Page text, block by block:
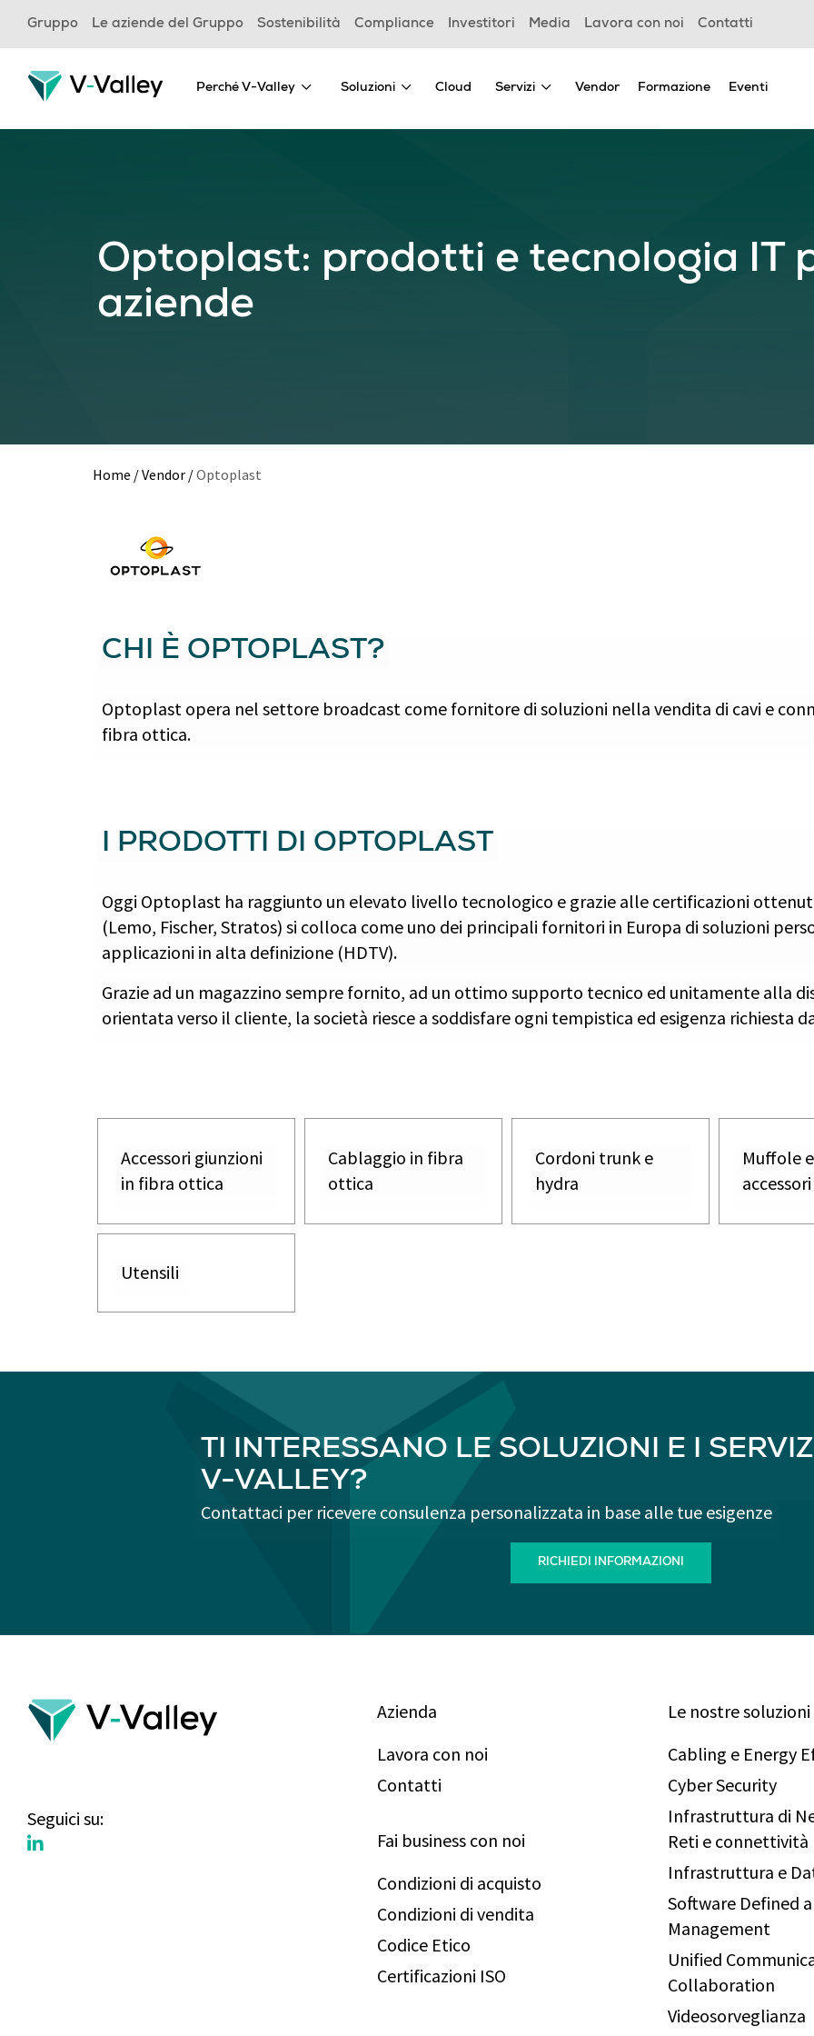
Skip
content
Gruppo Le aziende del Gruppo Sostenibilità Compliance Investitori Media Lavora con noi Contatti
Perché V-Valley Soluzioni Cloud Servizi Vendor Formazione Eventi
Optoplast: prodotti e tecnologia IT
aziende
Home /Vendor /Optoplast
CHI È OPTOPLAST?
Optoplast opera nel settore broadcast come fornitore di soluzioni nella vendita di cavi e
fibra ottica.
I PRODOTTI DI OPTOPLAST
Oggi Optoplast ha raggiunto un elevato livello tecnologico e grazie alle certificazioni
(Lemo, Fischer, Stratos) si colloca come uno dei principali fornitori in Europa di soluzioni
applicazioni in alta definizione (HDTV).
Grazie ad un magazzino sempre fornito, ad un ottimo supporto tecnico ed unitamente alla
orientata verso il cliente, la società riesce a soddisfare ogni tempistica ed esigenza richiesta
Accessori giunzioni
in fibra ottica
Cablaggio in fibra
ottica
Cordoni trunk e
hydra
Muffole
accessori
Utensili
TI INTERESSANO LE SOLUZIONI E I
V-VALLEY?
Contattaci per ricevere consulenza personalizzata in base alle tue esigenze
RICHIEDI INFORMAZIONI
Seguici su:
Azienda
Lavora con noi
Contatti
Fai business con noi
Condizioni di acquisto
Condizioni di vendita
Codice Etico
Certificazioni ISO
Le nostre soluzioni
Cabling e Energy
Cyber Security
Infrastruttura di
Reti e connettività
Infrastruttura e
Software Defined
Management
Unified
Collaboration
Videosorveglianza